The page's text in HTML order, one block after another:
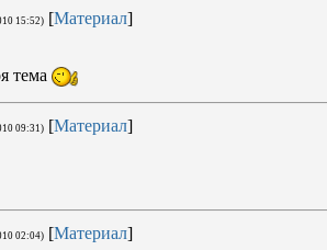
15:52) [Материал]
тема
09:31) [Материал]
02:04) [Материал]